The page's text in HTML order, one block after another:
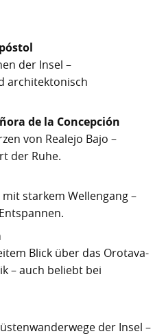
de La Laguna
la Rambla
de Abona
de Tenerife
Úrsula
del Teide
Exil
Teneriffa
Pyramiden von Güímar
der Insel –
architektonisch
de la Concepción
von Realejo Bajo –
der Ruhe.
starkem Wellengang –
Blick über das Orotava-
– auch beliebt bei
der Insel –